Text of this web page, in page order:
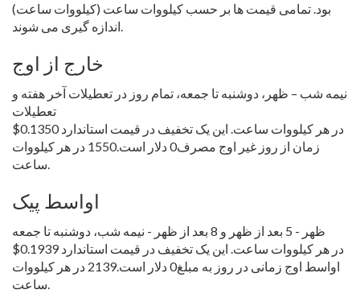
بود. تمامی قیمت ها بر حسب کیلووات ساعت (کیلووات ساعت)
اندازه گیری می شوند.
خارج از اوج
نیمه شب – ظهر، دوشنبه تا جمعه، تمام روز در تعطیلات آخر هفته و
تعطیلات
$0.1350 در هر کیلووات ساعت. این یک تخفیف در قیمت استاندارد
زمان از روز غیر اوج مصرف0 دلار است.1550 در هر کیلووات
ساعت.
اواسط پیک
ظهر - 5 بعد از ظهر و 8 بعد از ظهر - نیمه شب، دوشنبه تا جمعه
$0.1939 در هر کیلووات ساعت. این یک تخفیف در قیمت استاندارد
اواسط اوج زمانی در روز به مبلغ0 دلار است.2139 در هر کیلووات
ساعت.